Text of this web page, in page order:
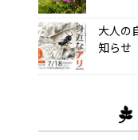
大人の
知らせ